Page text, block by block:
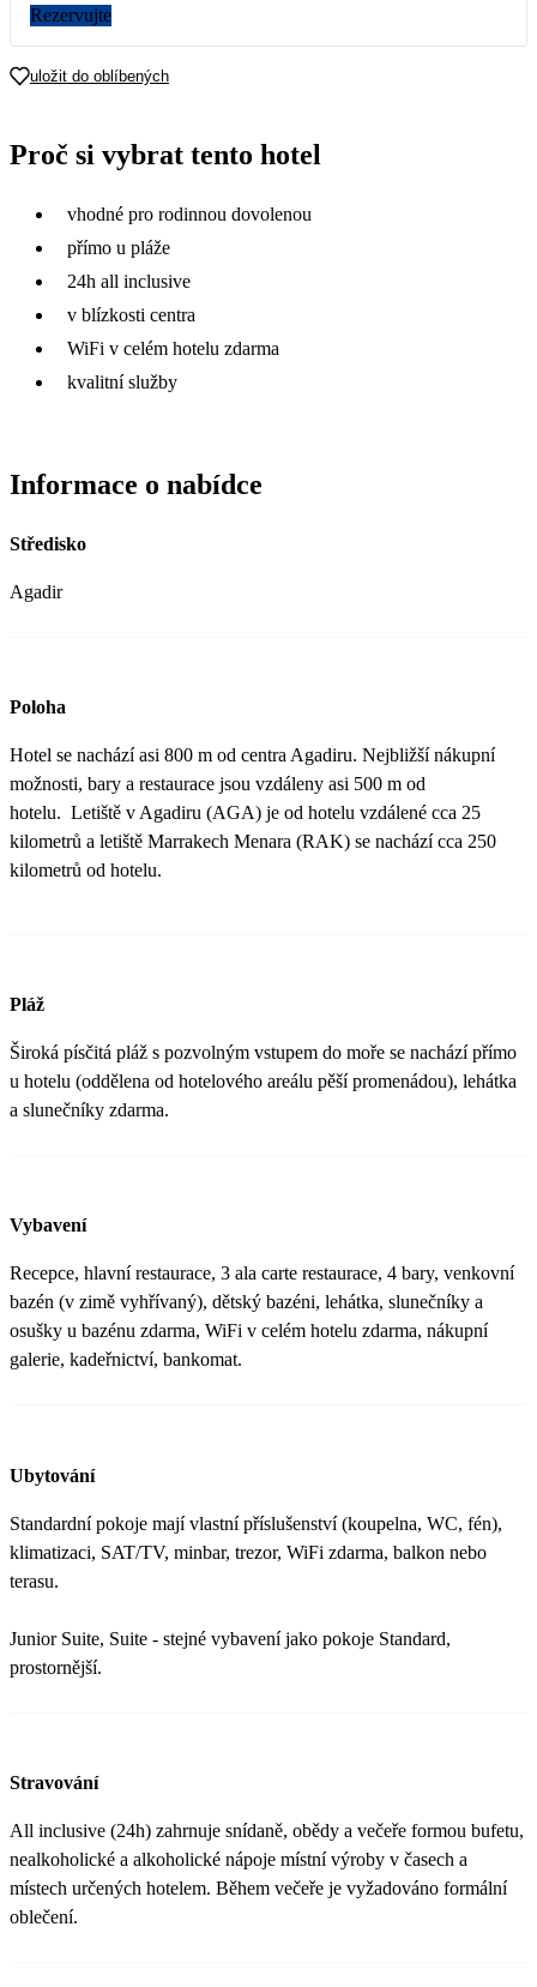
17
44 179
18 19 20 21 22 23
31
Rezervujte
uložit do oblíbených
Proč si vybrat tento hotel
vhodné pro rodinnou dovolenou
přímo u pláže
24h all inclusive
v blízkosti centra
WiFi v celém hotelu zdarma
kvalitní služby
Informace o nabídce
Středisko
Agadir
Poloha
Hotel se nachází asi 800 m od centra Agadiru. Nejbližší nákupní
možnosti, bary a restaurace jsou vzdáleny asi 500 m od
hotelu. Letiště v Agadiru (AGA) je od hotelu vzdálené cca 25
kilometrů a letiště Marrakech Menara (RAK) se nachází cca 250
kilometrů od hotelu.
Pláž
Široká písčitá pláž s pozvolným vstupem do moře se nachází přímo
u hotelu (oddělena od hotelového areálu pěší promenádou), lehátka
a slunečníky zdarma.
Vybavení
Recepce, hlavní restaurace, 3 ala carte restaurace, 4 bary, venkovní
bazén (v zimě vyhřívaný), dětský bazéni, lehátka, slunečníky a
osušky u bazénu zdarma, WiFi v celém hotelu zdarma, nákupní
galerie, kadeřnictví, bankomat.
Ubytování
Standardní pokoje mají vlastní příslušenství (koupelna, WC, fén),
klimatizaci, SAT/TV, minbar, trezor, WiFi zdarma, balkon nebo
terasu.
Junior Suite, Suite - stejné vybavení jako pokoje Standard,
prostornější.
Stravování
All inclusive (24h) zahrnuje snídaně, obědy a večeře formou bufetu,
nealkoholické a alkoholické nápoje místní výroby v časech a
místech určených hotelem. Během večeře je vyžadováno formální
oblečení.